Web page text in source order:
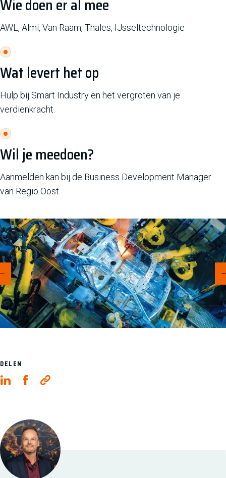
Wie doen er al mee
AWL, Almi, Van Raam, Thales, IJsseltechnologie
Wat levert het op
Hulp bij Smart Industry en het vergroten van je
verdienkracht.
Wil je meedoen?
Aanmelden kan bij de Business Development Manager
van Regio Oost.
DELEN